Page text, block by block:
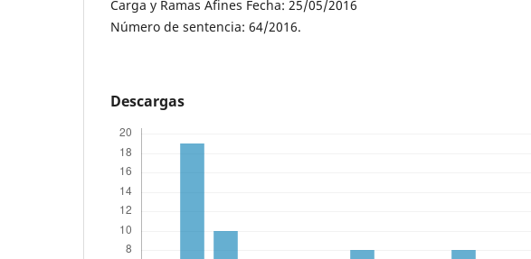
Carga y Ramas Afines Fecha: 25/05/2016
Número de sentencia: 64/2016.
Descargas